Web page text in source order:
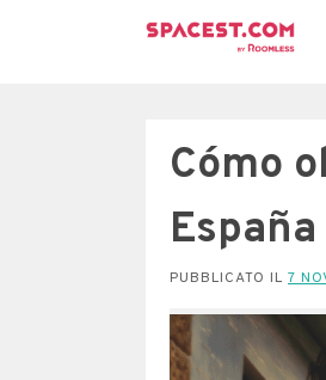
Cómo
España
PUBBLICATO IL 7